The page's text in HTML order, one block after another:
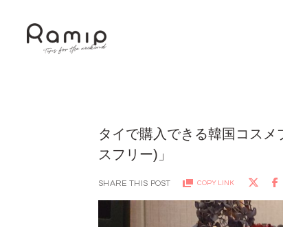
タイで購入できる韓国コス
スフリー)」
SHARE THIS POST COPY LINK